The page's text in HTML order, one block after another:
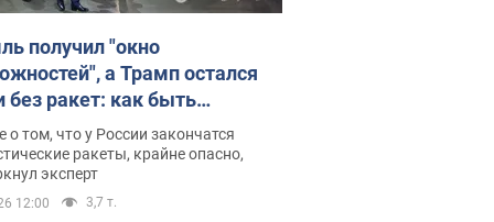
получил "окно
а Трамп остался
без ракет: как быть
Интервью с Мельником
о том, что у России закончатся
ракеты, крайне опасно,
эксперт
12:00 3,7 т.